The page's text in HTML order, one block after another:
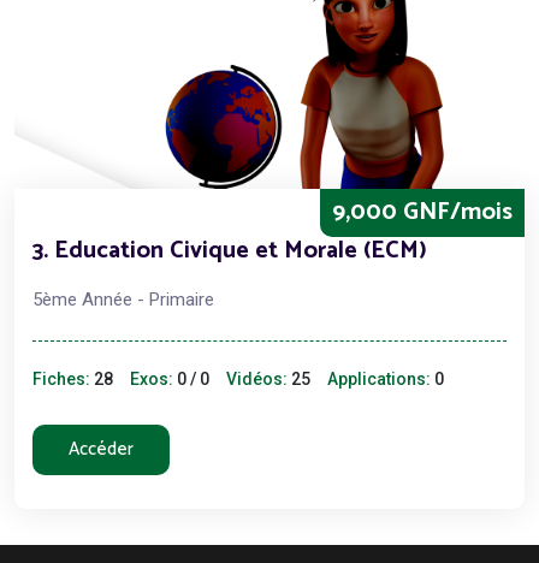
9,000 GNF/mois
3. Education Civique et Morale (ECM)
5ème Année - Primaire
Fiches: 28 Exos: 0 / 0 Vidéos: 25 Applications: 0
Accéder